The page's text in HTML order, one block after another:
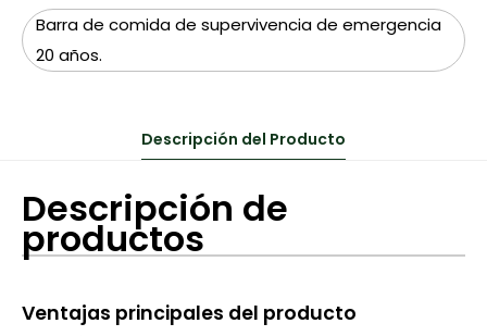
Barra de comida de supervivencia de emergencia
20 años.
Descripción del Producto
Descripción de
productos
Ventajas principales del producto